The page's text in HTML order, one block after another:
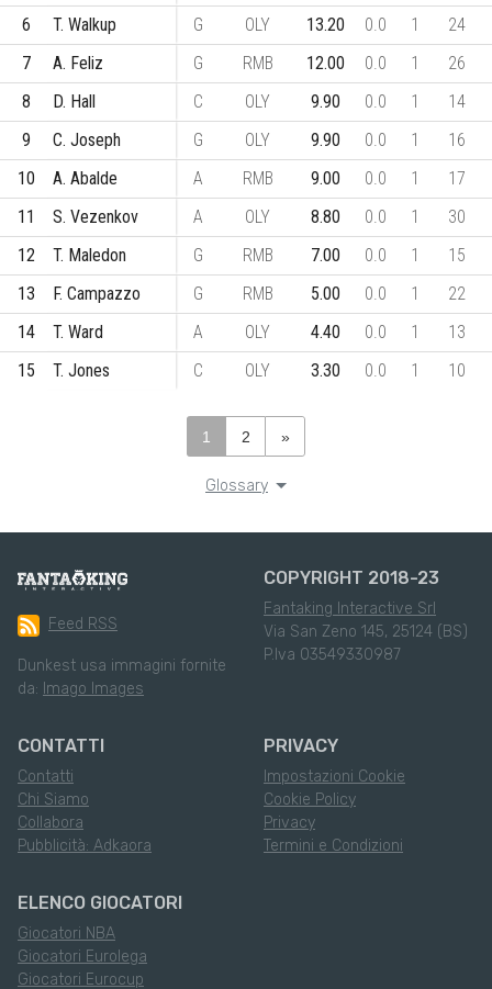
6
T. Walkup G OLY 13.20 0.0 1
24
7
A. Feliz G RMB 12.00 0.0 1
26
8
D. Hall C OLY 9.90 0.0 1
14
9
C. Joseph G OLY 9.90 0.0 1
16
10
A. Abalde A RMB 9.00 0.0 1
17
11
S. Vezenkov A OLY 8.80 0.0 1
30
12
T. Maledon G RMB 7.00 0.0 1
15
13
F. Campazzo G RMB 5.00 0.0 1
22
14
T. Ward A OLY 4.40 0.0 1
13
15
T. Jones C OLY 3.30 0.0 1 10
1 2 »
Glossary
Feed RSS
Dunkest usa immagini fornite
da: Imago Images
COPYRIGHT 2018-23
Fantaking Interactive Srl
Via San Zeno 145, 25124 (BS)
P.Iva 03549330987
CONTATTI
Contatti
Chi Siamo
Collabora
Pubblicità: Adkaora
PRIVACY
Impostazioni Cookie
Cookie Policy
Privacy
Termini e Condizioni
ELENCO GIOCATORI
Giocatori NBA
Giocatori Eurolega
Giocatori Eurocup